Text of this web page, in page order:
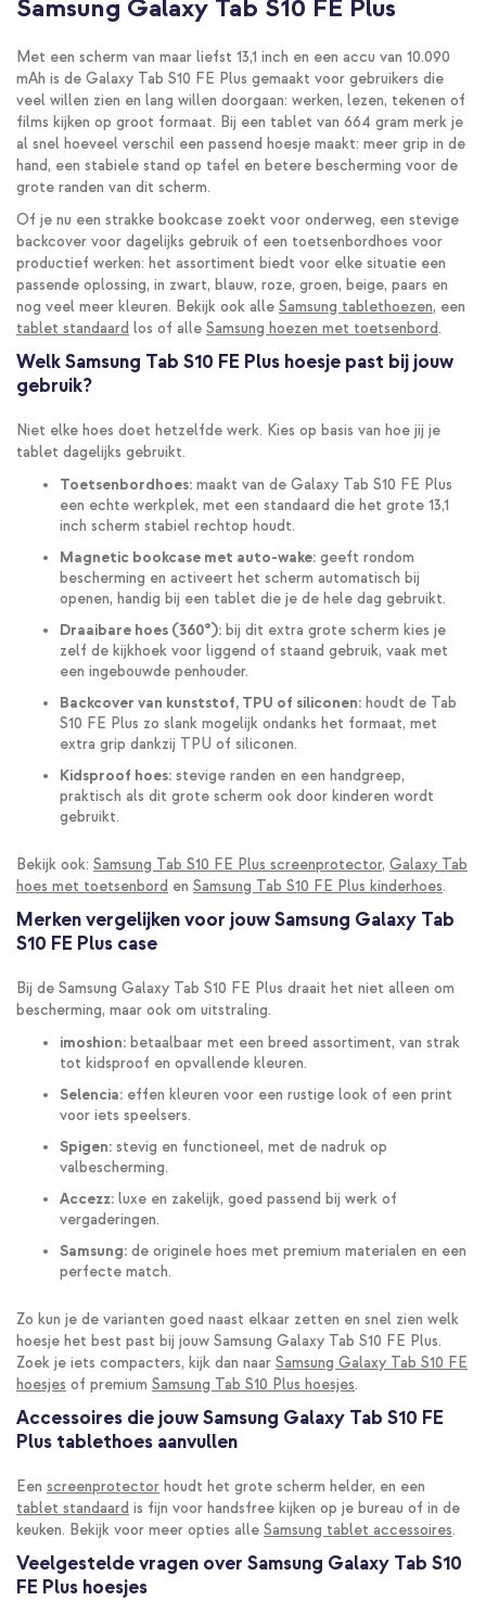
Samsung Galaxy Tab S10 FE Plus
Met een scherm van maar liefst 13,1 inch en een accu van 10.090
mAh is de Galaxy Tab S10 FE Plus gemaakt voor gebruikers die
veel willen zien en lang willen doorgaan: werken, lezen, tekenen of
films kijken op groot formaat. Bij een tablet van 664 gram merk je
al snel hoeveel verschil een passend hoesje maakt: meer grip in de
hand, een stabiele stand op tafel en betere bescherming voor de
grote randen van dit scherm.
Of je nu een strakke bookcase zoekt voor onderweg, een stevige
backcover voor dagelijks gebruik of een toetsenbordhoes voor
productief werken: het assortiment biedt voor elke situatie een
passende oplossing, in zwart, blauw, roze, groen, beige, paars en
nog veel meer kleuren. Bekijk ook alle Samsung tablethoezen, een
tablet standaard los of alle Samsung hoezen met toetsenbord.
Welk Samsung Tab S10 FE Plus hoesje past bij jouw
gebruik?
Niet elke hoes doet hetzelfde werk. Kies op basis van hoe jij je
tablet dagelijks gebruikt.
Toetsenbordhoes: maakt van de Galaxy Tab S10 FE Plus
een echte werkplek, met een standaard die het grote 13,1
inch scherm stabiel rechtop houdt.
Magnetic bookcase met auto-wake: geeft rondom
bescherming en activeert het scherm automatisch bij
openen, handig bij een tablet die je de hele dag gebruikt.
Draaibare hoes (360°): bij dit extra grote scherm kies je
zelf de kijkhoek voor liggend of staand gebruik, vaak met
een ingebouwde penhouder.
Backcover van kunststof, TPU of siliconen: houdt de Tab
S10 FE Plus zo slank mogelijk ondanks het formaat, met
extra grip dankzij TPU of siliconen.
Kidsproof hoes: stevige randen en een handgreep,
praktisch als dit grote scherm ook door kinderen wordt
gebruikt.
Bekijk ook: Samsung Tab S10 FE Plus screenprotector, Galaxy Tab
hoes met toetsenbord en Samsung Tab S10 FE Plus kinderhoes.
Merken vergelijken voor jouw Samsung Galaxy Tab
S10 FE Plus case
Bij de Samsung Galaxy Tab S10 FE Plus draait het niet alleen om
bescherming, maar ook om uitstraling.
imoshion: betaalbaar met een breed assortiment, van strak
tot kidsproof en opvallende kleuren.
Selencia: effen kleuren voor een rustige look of een print
voor iets speelsers.
Spigen: stevig en functioneel, met de nadruk op
valbescherming.
Accezz: luxe en zakelijk, goed passend bij werk of
vergaderingen.
Samsung: de originele hoes met premium materialen en een
perfecte match.
Zo kun je de varianten goed naast elkaar zetten en snel zien welk
hoesje het best past bij jouw Samsung Galaxy Tab S10 FE Plus.
Zoek je iets compacters, kijk dan naar Samsung Galaxy Tab S10 FE
hoesjes of premium Samsung Tab S10 Plus hoesjes.
Accessoires die jouw Samsung Galaxy Tab S10 FE
Plus tablethoes aanvullen
Een screenprotector houdt het grote scherm helder, en een
tablet standaard is fijn voor handsfree kijken op je bureau of in de
keuken. Bekijk voor meer opties alle Samsung tablet accessoires.
Veelgestelde vragen over Samsung Galaxy Tab S10
FE Plus hoesjes